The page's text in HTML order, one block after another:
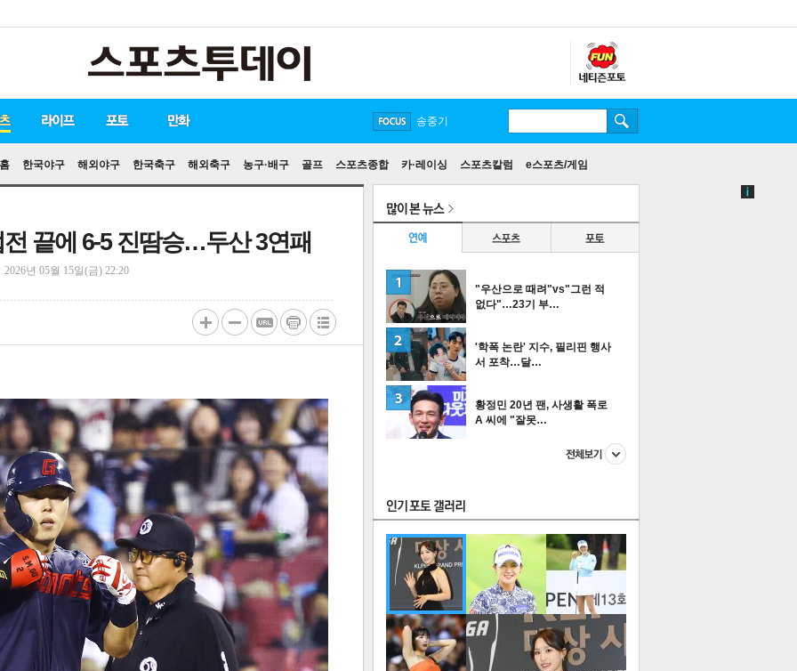
한국야구 해외야구 한국축구 해외축구 농구·배구 골프 스포츠종합 카·레이싱 스포츠칼럼 e스포츠/게임
라이프 포토
FOCUS
방탄소년단
손흥민
유아인
송중기
끝에 6-5 진땀승…두산 3연패
2026년 05월 15일(금) 22:20
많이 본 뉴스
연예
스포츠 포토
"우산으로 때려"vs"그런 적
없다"…23기 부…
'학폭 논란' 지수, 필리핀 행사
서 포착…달…
황정민 20년 팬, 사생활 폭로
A 씨에 "잘못…